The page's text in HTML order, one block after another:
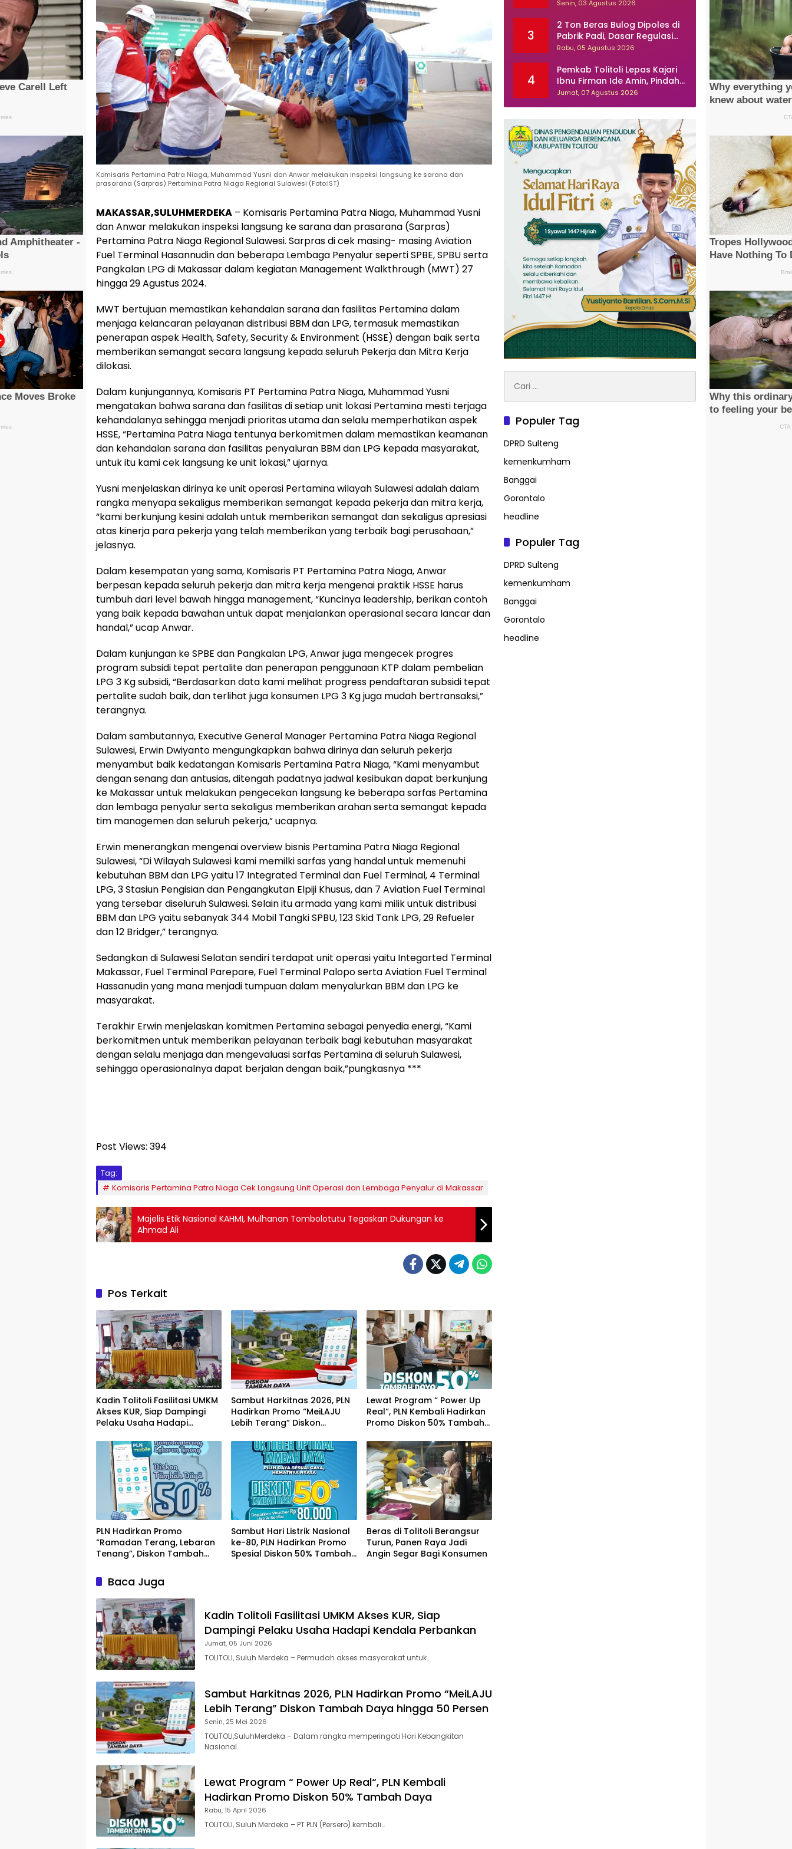
Komisaris Pertamina Patra Niaga, Muhammad Yusni dan Anwar melakukan inspeksi langsung ke sarana dan
prasarana (Sarpras) Pertamina Patra Niaga Regional Sulawesi (Foto:IST)
MAKASSAR,SULUHMERDEKA – Komisaris Pertamina Patra Niaga, Muhammad Yusni
dan Anwar melakukan inspeksi langsung ke sarana dan prasarana (Sarpras)
Pertamina Patra Niaga Regional Sulawesi. Sarpras di cek masing- masing Aviation
Fuel Terminal Hasannudin dan beberapa Lembaga Penyalur seperti SPBE, SPBU serta
Pangkalan LPG di Makassar dalam kegiatan Management Walkthrough (MWT) 27
hingga 29 Agustus 2024.
MWT bertujuan memastikan kehandalan sarana dan fasilitas Pertamina dalam
menjaga kelancaran pelayanan distribusi BBM dan LPG, termasuk memastikan
penerapan aspek Health, Safety, Security & Environment (HSSE) dengan baik serta
memberikan semangat secara langsung kepada seluruh Pekerja dan Mitra Kerja
dilokasi.
Dalam kunjungannya, Komisaris PT Pertamina Patra Niaga, Muhammad Yusni
mengatakan bahwa sarana dan fasilitas di setiap unit lokasi Pertamina mesti terjaga
kehandalanya sehingga menjadi prioritas utama dan selalu memperhatikan aspek
HSSE, “Pertamina Patra Niaga tentunya berkomitmen dalam memastikan keamanan
dan kehandalan sarana dan fasilitas penyaluran BBM dan LPG kepada masyarakat,
untuk itu kami cek langsung ke unit lokasi,” ujarnya.
Yusni menjelaskan dirinya ke unit operasi Pertamina wilayah Sulawesi adalah dalam
rangka menyapa sekaligus memberikan semangat kepada pekerja dan mitra kerja,
“kami berkunjung kesini adalah untuk memberikan semangat dan sekaligus apresiasi
atas kinerja para pekerja yang telah memberikan yang terbaik bagi perusahaan,”
jelasnya.
Dalam kesempatan yang sama, Komisaris PT Pertamina Patra Niaga, Anwar
berpesan kepada seluruh pekerja dan mitra kerja mengenai praktik HSSE harus
tumbuh dari level bawah hingga management, “Kuncinya leadership, berikan contoh
yang baik kepada bawahan untuk dapat menjalankan operasional secara lancar dan
handal,” ucap Anwar.
Dalam kunjungan ke SPBE dan Pangkalan LPG, Anwar juga mengecek progres
program subsidi tepat pertalite dan penerapan penggunaan KTP dalam pembelian
LPG 3 Kg subsidi, “Berdasarkan data kami melihat progress pendaftaran subsidi tepat
pertalite sudah baik, dan terlihat juga konsumen LPG 3 Kg juga mudah bertransaksi,”
terangnya.
Dalam sambutannya, Executive General Manager Pertamina Patra Niaga Regional
Sulawesi, Erwin Dwiyanto mengungkapkan bahwa dirinya dan seluruh pekerja
menyambut baik kedatangan Komisaris Pertamina Patra Niaga, “Kami menyambut
dengan senang dan antusias, ditengah padatnya jadwal kesibukan dapat berkunjung
ke Makassar untuk melakukan pengecekan langsung ke beberapa sarfas Pertamina
dan lembaga penyalur serta sekaligus memberikan arahan serta semangat kepada
tim managemen dan seluruh pekerja,” ucapnya.
Erwin menerangkan mengenai overview bisnis Pertamina Patra Niaga Regional
Sulawesi, “Di Wilayah Sulawesi kami memilki sarfas yang handal untuk memenuhi
kebutuhan BBM dan LPG yaitu 17 Integrated Terminal dan Fuel Terminal, 4 Terminal
LPG, 3 Stasiun Pengisian dan Pengangkutan Elpiji Khusus, dan 7 Aviation Fuel Terminal
yang tersebar diseluruh Sulawesi. Selain itu armada yang kami milik untuk distribusi
BBM dan LPG yaitu sebanyak 344 Mobil Tangki SPBU, 123 Skid Tank LPG, 29 Refueler
dan 12 Bridger,” terangnya.
Sedangkan di Sulawesi Selatan sendiri terdapat unit operasi yaitu Integarted Terminal
Makassar, Fuel Terminal Parepare, Fuel Terminal Palopo serta Aviation Fuel Terminal
Hassanudin yang mana menjadi tumpuan dalam menyalurkan BBM dan LPG ke
masyarakat.
Terakhir Erwin menjelaskan komitmen Pertamina sebagai penyedia energi, “Kami
berkomitmen untuk memberikan pelayanan terbaik bagi kebutuhan masyarakat
dengan selalu menjaga dan mengevaluasi sarfas Pertamina di seluruh Sulawesi,
sehingga operasionalnya dapat berjalan dengan baik,”pungkasnya ***
Post Views: 394
Tag:
Komisaris Pertamina Patra Niaga Cek Langsung Unit Operasi dan Lembaga Penyalur di Makassar
Majelis Etik Nasional KAHMI, Mulhanan Tombolotutu Tegaskan Dukungan ke
Ahmad Ali
Pos Terkait
Kadin Tolitoli Fasilitasi UMKM
Akses KUR, Siap Dampingi
Pelaku Usaha Hadapi
Sambut Harkitnas 2026, PLN
Hadirkan Promo “MeiLAJU
Lebih Terang” Diskon
Persen
Lewat Program “ Power Up
Real“, PLN Kembali Hadirkan
Promo Diskon 50% Tambah
PLN Hadirkan Promo
“Ramadan Terang, Lebaran
Tenang”, Diskon Tambah
Sambut Hari Listrik Nasional
ke-80, PLN Hadirkan Promo
Spesial Diskon 50% Tambah
Beras di Tolitoli Berangsur
Turun, Panen Raya Jadi
Angin Segar Bagi Konsumen
Baca Juga
Kadin Tolitoli Fasilitasi UMKM Akses KUR, Siap
Dampingi Pelaku Usaha Hadapi Kendala Perbankan
Jumat, 05 Juni 2026
TOLITOLI, Suluh Merdeka – Permudah akses masyarakat untuk…
Sambut Harkitnas 2026, PLN Hadirkan Promo “MeiLAJU
Lebih Terang” Diskon Tambah Daya hingga 50 Persen
Senin, 25 Mei 2026
TOLITOLI,SuluhMerdeka – Dalam rangka memperingati Hari Kebangkitan
Nasional…
Lewat Program “ Power Up Real“, PLN Kembali
Hadirkan Promo Diskon 50% Tambah Daya
Rabu, 15 April 2026
TOLITOLI, Suluh Merdeka – PT PLN (Persero) kembali…
Senin, 03 Agustus 2026
3
2 Ton Beras Bulog Dipoles di
Pabrik Padi, Dasar Regulasi
Dipertanyakan
Rabu, 05 Agustus 2026
4
Pemkab Tolitoli Lepas Kajari
Ibnu Firman Ide Amin, Pindah
Tugas ke Lampung Selatan
Jumat, 07 Agustus 2026
untuk:
Populer Tag
DPRD Sulteng
kemenkumham
Banggai
Gorontalo
headline
Populer Tag
DPRD Sulteng
kemenkumham
Banggai
Gorontalo
headline